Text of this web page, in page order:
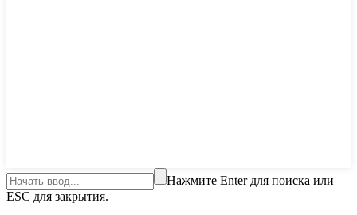
Нажмите Enter для поиска или
ESC для закрытия.